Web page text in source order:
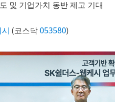
및 기업가치 동반 제고 기대
(코스닥053580)